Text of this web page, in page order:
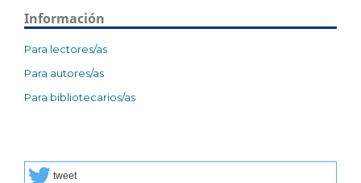
Información
Para lectores/as
Para autores/as
Para bibliotecarios/as
tweet